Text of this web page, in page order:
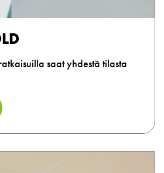
saat yhdestä tilasta